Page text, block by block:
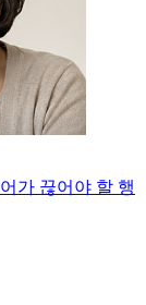
가 끊어야 할 행